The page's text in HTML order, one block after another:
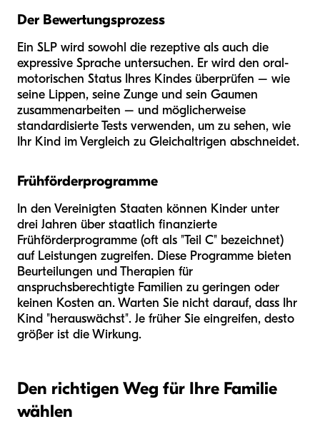
Der Bewertungsprozess
Ein SLP wird sowohl die rezeptive als auch die
expressive Sprache untersuchen. Er wird den oral-
motorischen Status Ihres Kindes überprüfen – wie
seine Lippen, seine Zunge und sein Gaumen
zusammenarbeiten – und möglicherweise
standardisierte Tests verwenden, um zu sehen, wie
Ihr Kind im Vergleich zu Gleichaltrigen abschneidet.
Frühförderprogramme
In den Vereinigten Staaten können Kinder unter
drei Jahren über staatlich finanzierte
Frühförderprogramme (oft als "Teil C" bezeichnet)
auf Leistungen zugreifen. Diese Programme bieten
Beurteilungen und Therapien für
anspruchsberechtigte Familien zu geringen oder
keinen Kosten an. Warten Sie nicht darauf, dass Ihr
Kind "herauswächst". Je früher Sie eingreifen, desto
größer ist die Wirkung.
Den richtigen Weg für Ihre Familie
wählen